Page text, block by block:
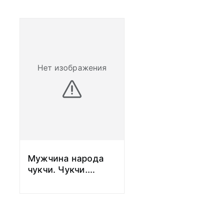
Нет изображения
Мужчина народа
чукчи. Чукчи....